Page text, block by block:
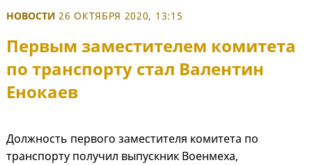
НОВОСТИ 26 ОКТЯБРЯ 2020, 13:15
Первым заместителем комитета
по транспорту стал Валентин
Енокаев
Должность первого заместителя комитета по
транспорту получил выпускник Военмеха,